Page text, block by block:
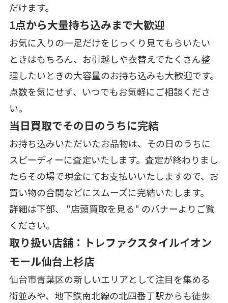
だけます。
1点から大量持ち込みまで大歓迎
お気に入りの一足だけをじっくり見てもらいたい
ときはもちろん、お引越しや衣替えでたくさん整
理したいときの大容量のお持ち込みも大歓迎です。
点数を気にせず、いつでもお気軽にご相談くださ
い。
当日買取でその日のうちに完結
お持ち込みいただいたお品物は、その日のうちに
スピーディーに査定いたします。査定が終わりまし
たらその場で現金にてお支払いいたしますので、お
買い物の合間などにスムーズに完結いたします。
詳細は下部、 "店頭買取を見る" のバナーよりご覧
ください。
取り扱い店舗：トレファクスタイルイオン
モール仙台上杉店
仙台市青葉区の新しいエリアとして注目を集める
街並みや、地下鉄南北線の北四番丁駅からも徒歩